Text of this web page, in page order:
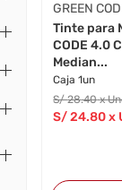
GREEN
Tinte para
CODE 4.0
Median...
Caja 1un
S/28.40 x
S/24.80x